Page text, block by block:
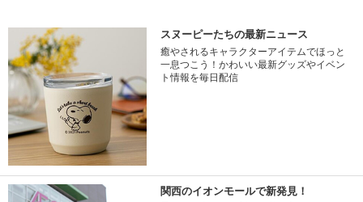
スヌーピーたちの最新ニュース
癒やされるキャラクターアイテムでほっと
一息つこう！かわいい最新グッズやイベン
ト情報を毎日配信
関西のイオンモールで新発見！